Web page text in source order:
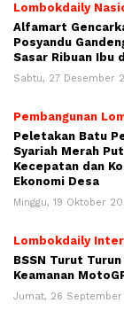
Lombokdaily
Alfamart
Posyandu
Sasar Ribuan Ibu
Sabtu, 27 Desember
Pembangunan
Peletakan Batu
Syariah Merah
Kecepatan dan
Ekonomi Desa
Minggu, 19 Oktober
Lombokdaily
BSSN Turut
Keamanan
Jumat, 26